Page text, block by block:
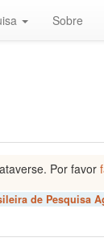
Sobre
Por favor
de Pesquisa